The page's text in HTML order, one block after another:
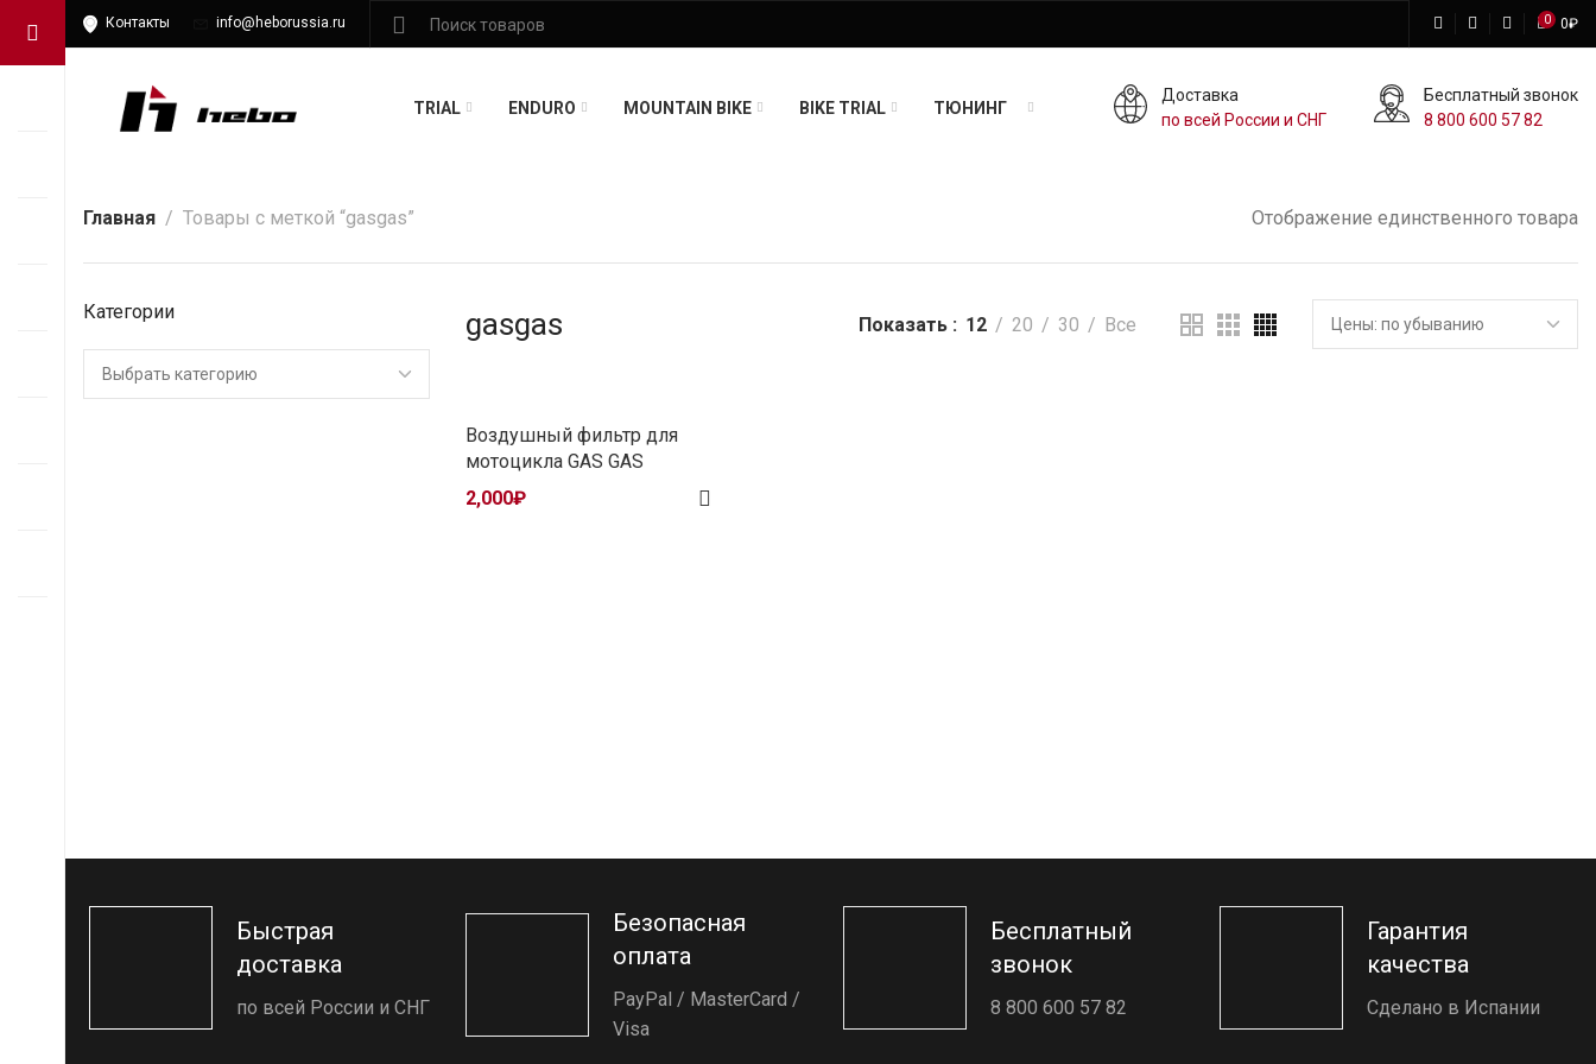
Контакты info@heborussia.ru 0 0₽
TRIAL ENDURO MOUNTAIN BIKE BIKE TRIAL ТЮНИНГ
Доставка
по всей России и СНГ
Бесплатный звонок
8 800 600 57 82
Главная Товары с меткой “gasgas” Отображение единственного товара
Категории gasgas Показать 12 20 30 Все
Воздушный фильтр для
мотоцикла GAS GAS
2,000₽
Быстрая
доставка
по всей России и СНГ
Безопасная
оплата
PayPal / MasterCard /
Visa
Бесплатный
звонок
8 800 600 57 82
Гарантия
качества
Сделано в Испании